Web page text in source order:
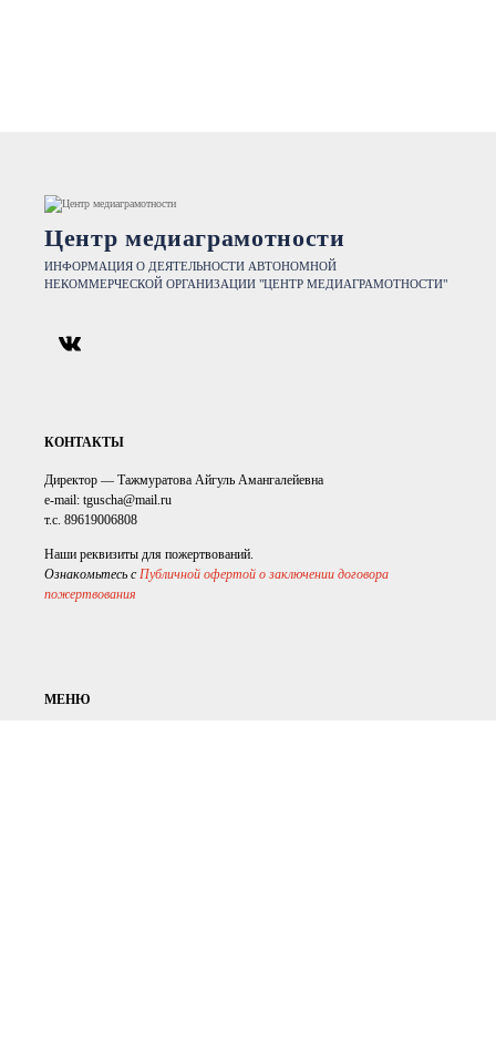
Центр медиаграмотности
ИНФОРМАЦИЯ О ДЕЯТЕЛЬНОСТИ АВТОНОМНОЙ
НЕКОММЕРЧЕСКОЙ ОРГАНИЗАЦИИ "ЦЕНТР МЕДИАГРАМОТНОСТИ"
КОНТАКТЫ
Директор — Тажмуратова Айгуль Амангалейевна
e-mail: tguscha@mail.ru
т.с. 89619006808
Наши реквизиты для пожертвований.
Ознакомьтесь сПубличной офертой о заключении договора
пожертвования
МЕНЮ